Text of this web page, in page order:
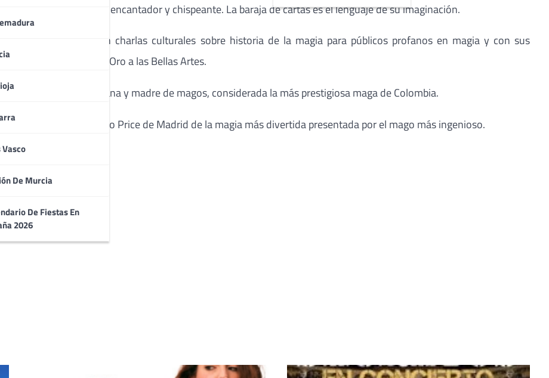
Vasco
De Murcia
De Fiestas En
2026
personalísimo estilo, encantador y chispeante. La baraja de cartas es el lenguaje de su imaginación.
y América, con charlas culturales sobre historia de la magia para públicos profanos en magia y con sus
la Medalla de Oro a las Bellas Artes.
Lorgia, hija, hermana y madre de magos, considerada la más prestigiosa maga de Colombia.
en el Teatro Circo Price de Madrid de la magia más divertida presentada por el mago más ingenioso.